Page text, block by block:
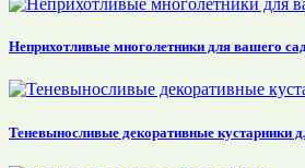
Неприхотливые многолетники для вашего
Теневыносливые декоративные кустарники